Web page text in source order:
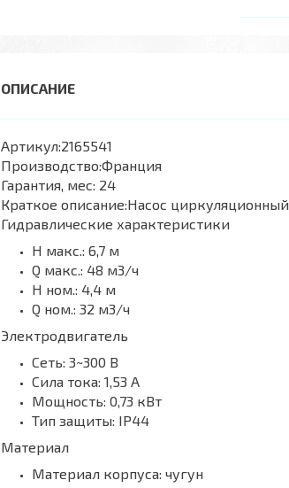
Артикул:2165541
Производство:Франция
Гарантия, мес: 24
Краткое описание:Насос
Гидравлические характеристики
H макс.: 6,7 м
Q макс.: 48 м3/ч
H ном.: 4,4 м
Q ном.: 32 м3/ч
Электродвигатель
Сеть: 3~300 В
Сила тока: 1,53 А
Мощность: 0,73 кВт
Тип защиты: IP44
Материал
Материал корпуса: чугун